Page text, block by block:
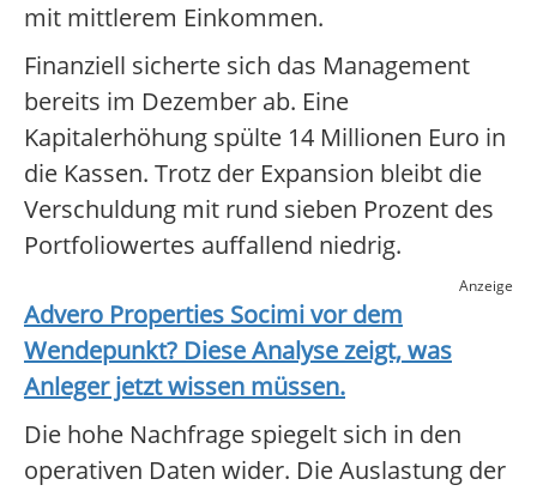
mit mittlerem Einkommen.
Finanziell sicherte sich das Management
bereits im Dezember ab. Eine
Kapitalerhöhung spülte 14 Millionen Euro in
die Kassen. Trotz der Expansion bleibt die
Verschuldung mit rund sieben Prozent des
Portfoliowertes auffallend niedrig.
Anzeige
Advero Properties Socimivor dem
Wendepunkt? Diese Analyse zeigt, was
Anleger jetzt wissen müssen.
Die hohe Nachfrage spiegelt sich in den
operativen Daten wider. Die Auslastung der